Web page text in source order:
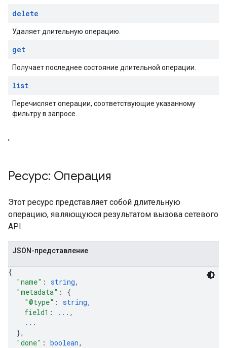
delete
Удаляет длительную операцию.
get
Получает последнее состояние длительной операции.
list
Перечисляет операции, соответствующие указанному
фильтру в запросе.
,
Ресурс: Операция
Этот ресурс представляет собой длительную
операцию, являющуюся результатом вызова сетевого
API.
JSON-представление
{
"name" : string,
"metadata" : {
"@type" : string,
field1 : ... ,
...
},
"done" : boolean,